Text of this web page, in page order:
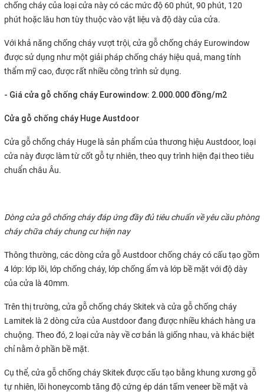
chống cháy của loại cửa này có các mức độ 60 phút, 90 phút, 120
phút hoặc lâu hơn tùy thuộc vào vật liệu và độ dày của cửa.
Với khả năng chống cháy vượt trội, cửa gỗ chống cháy Eurowindow
được sử dụng như một giải pháp chống cháy hiệu quả, mang tính
thẩm mỹ cao, được rất nhiều công trình sử dụng.
- Giá cửa gỗ chống cháy Eurowindow: 2.000.000 đồng/m2
Cửa gỗ chống cháy Huge Austdoor
Cửa gỗ chống cháy Huge là sản phẩm của thương hiệu Austdoor, loại
cửa này được làm từ cốt gỗ tự nhiên, theo quy trình hiện đại theo tiêu
chuẩn châu Âu.
Dòng cửa gỗ chống cháy đáp ứng đầy đủ tiêu chuẩn về yêu cầu phòng
cháy chữa cháy chung cư hiện nay
Thông thường, các dòng cửa gỗ Austdoor chống cháy có cấu tạo gồm
4 lớp: lớp lõi, lớp chống cháy, lớp chống ẩm và lớp bề mặt với độ dày
của cửa là 40mm.
Trên thị trường, cửa gỗ chống cháy Skitek và cửa gỗ chống cháy
Lamitek là 2 dòng cửa của Austdoor đang được nhiều khách hàng ưa
chuộng. Theo đó, 2 loại cửa này về cơ bản là giống nhau, và khác biệt
chỉ nằm ở phần bề mặt.
Cụ thể, cửa gỗ chống cháy Skitek được cấu tạo bằng khung xương gỗ
tự nhiên, lõi honeycomb tăng độ cứng ép dán tấm veneer bề mặt và